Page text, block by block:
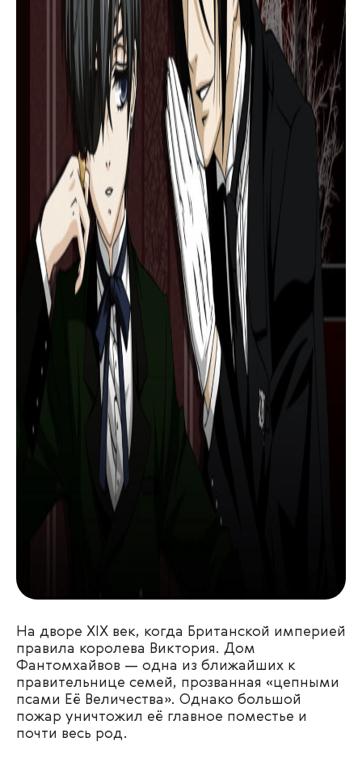
На дворе XIX век, когда Британской империей
правила королева Виктория. Дом
Фантомхайвов — одна из ближайших к
правительнице семей, прозванная «цепными
псами Её Величества». Однако большой
пожар уничтожил её главное поместье и
почти весь род.